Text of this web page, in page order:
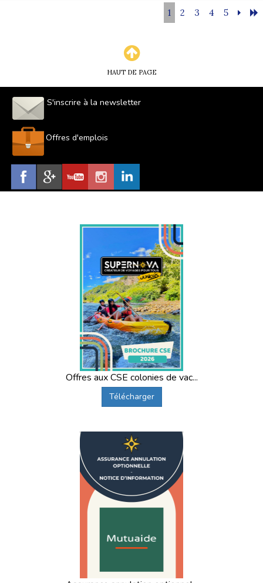
1 2 3 4 5
HAUT DE PAGE
S'inscrire à la newsletter
Offres d'emplois
Offres aux CSE colonies de vac...
Télécharger